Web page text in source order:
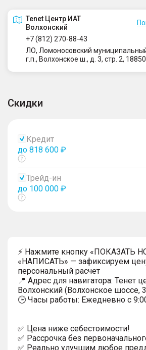
Tenet Центр ИАТ
Волхонский
+7 (812) 270-88-43
ЛО, Ломоносовский
г.п., Волхонское ш., д. 3, стр. 2,
Скидки
Кредит
до 818 600 ₽
Показать
Трейд-ин
до 100 000 ₽
Показать
⚡ Нажмите кнопку «ПОКАЗАТЬ
«НАПИСАТЬ» — зафиксируем
персональный расчет
📍 Адрес для навигатора: Тенет
Волхонский (Волхонское шоссе,
🕒 Часы работы: Ежедневно с
✅ Цена ниже себестоимости!
✅ Рассрочка без
✅ Реально улучшим любое